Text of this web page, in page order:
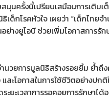
นครั้งนี้เปรียบเสมือนการเติม
ด็กโรคหัวใจ เผยว่า “เด็กไทย
ย่างยูโอบี ช่วยเพิ่มโอกาสการ
วยการมูลนิธิสร้างรอยยิ้ม ย้ำถึ
ะโอกาสในการใช้ชีวิตอย่างปก
ระยะเวลาการรอคอยการรักษาไ